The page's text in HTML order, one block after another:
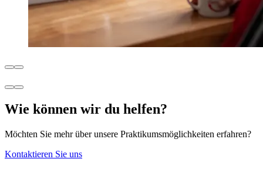
Wie können wir du helfen?
Möchten Sie mehr über unsere Praktikumsmöglichkeiten erfahren?
Kontaktieren Sie uns